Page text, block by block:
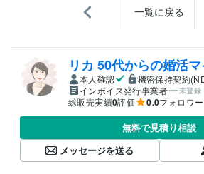
一覧に戻る
リカ 50代からの婚活
本人確認 機密保持契約
インボイス発行事業者 未登録
総販売実績0評価 0.0フォロワー
無料で見積り相談
メッセージを送る